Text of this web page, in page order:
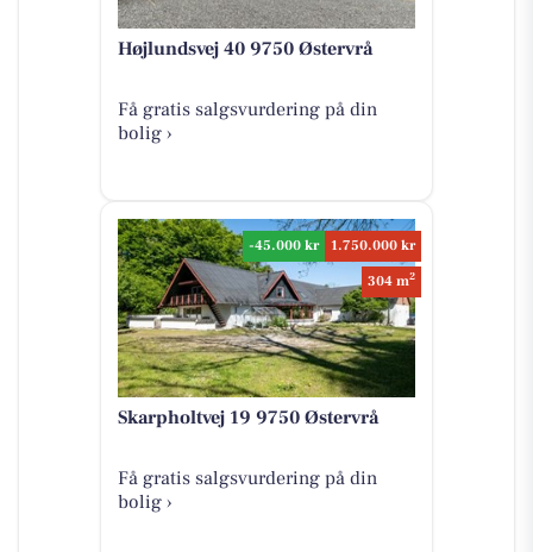
Højlundsvej 40 9750 Østervrå
Få gratis salgsvurdering på din
bolig ›
-45.000 kr
1.750.000 kr
304 m2
Skarpholtvej 19 9750 Østervrå
Få gratis salgsvurdering på din
bolig ›